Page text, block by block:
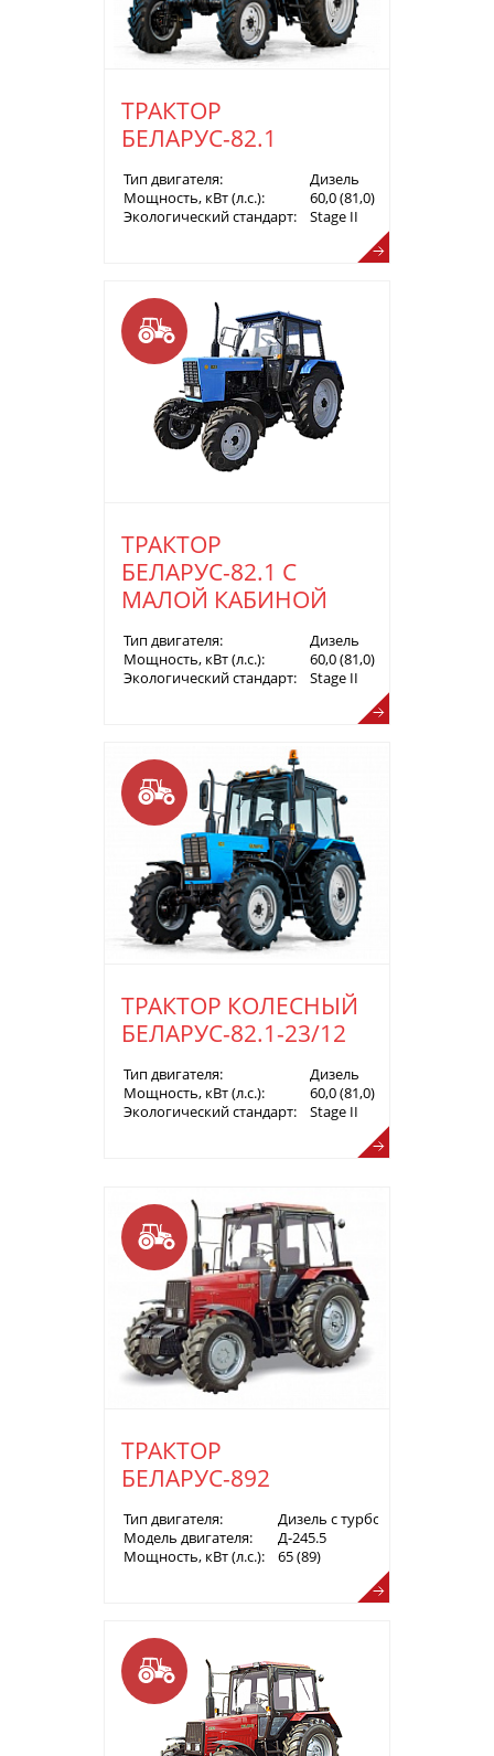
ТРАКТОР
БЕЛАРУС-82.1
Тип двигателя:
Дизель
Мощность, кВт (л.с.):
60,0 (81,0)
Экологический стандарт:
Stage II
ТРАКТОР
БЕЛАРУС-82.1 С
МАЛОЙ КАБИНОЙ
Тип двигателя:
Дизель
Мощность, кВт (л.с.):
60,0 (81,0)
Экологический стандарт:
Stage II
ТРАКТОР КОЛЕСНЫЙ
БЕЛАРУС-82.1-23/12
Тип двигателя:
Дизель
Мощность, кВт (л.с.):
60,0 (81,0)
Экологический стандарт:
Stage II
ТРАКТОР
БЕЛАРУС-892
Тип двигателя:
Дизель с турбонаддувом
Модель двигателя:
Д-245.5
Мощность, кВт (л.с.):
65 (89)